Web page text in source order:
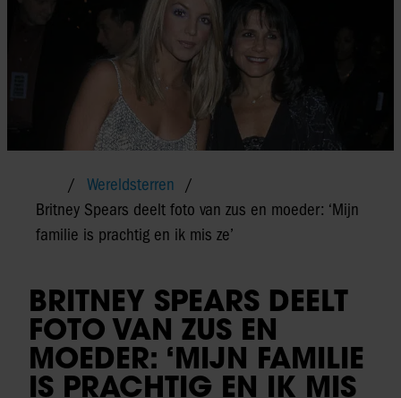
Wereldsterren
Britney Spears deelt foto van zus en moeder: ‘Mijn
familie is prachtig en ik mis ze’
BRITNEY SPEARS DEELT
FOTO VAN ZUS EN
MOEDER: ‘MIJN FAMILIE
IS PRACHTIG EN IK MIS